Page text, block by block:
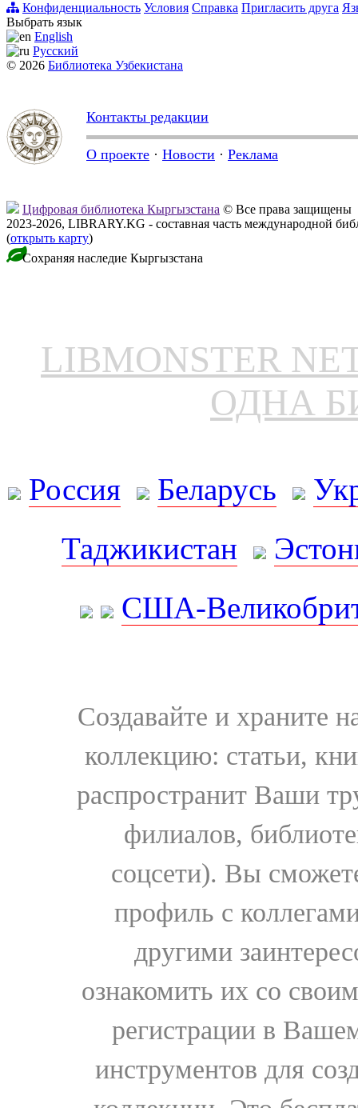
Конфиденциальность Условия Справка Пригласить друга
Выбрать язык
English
Русский
© 2026 Библиотека Узбекистана
Контакты редакции
О проекте · Новости · Реклама
Цифровая библиотека Кыргызстана © Все права защищены
2023-2026, LIBRARY.KG - составная часть международной
(открыть карту)
Сохраняя наследие Кыргызстана
LIBMONSTER
ОДНА
Россия Беларусь
Таджикистан
США-
Создавайте и храните
коллекцию: статьи,
распространит Ваши
филиалов,
соцсети). Вы
профиль с
другими
ознакомить их со
регистрации в
инструментов для